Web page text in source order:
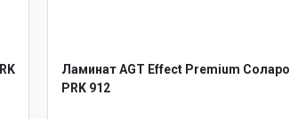
Ламинат AGT Effect Premium Соларо
PRK 912